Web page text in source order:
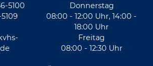
5100
Donnerstag
08:00 - 12:00 Uhr, 14:00 -
18:00 Uhr
Freitag
08:00 - 12:30 Uhr